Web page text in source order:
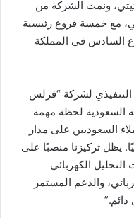
ونمت الشركة من
مع خمسة فروع رئيسية
السادس في المملكة
التنفيذي لشركة “فرلس
السعودية لحظة مهمة
السعوديين على مدار
يظل تركيزنا منصبًا على
الكهربائي
والدعم المستمر